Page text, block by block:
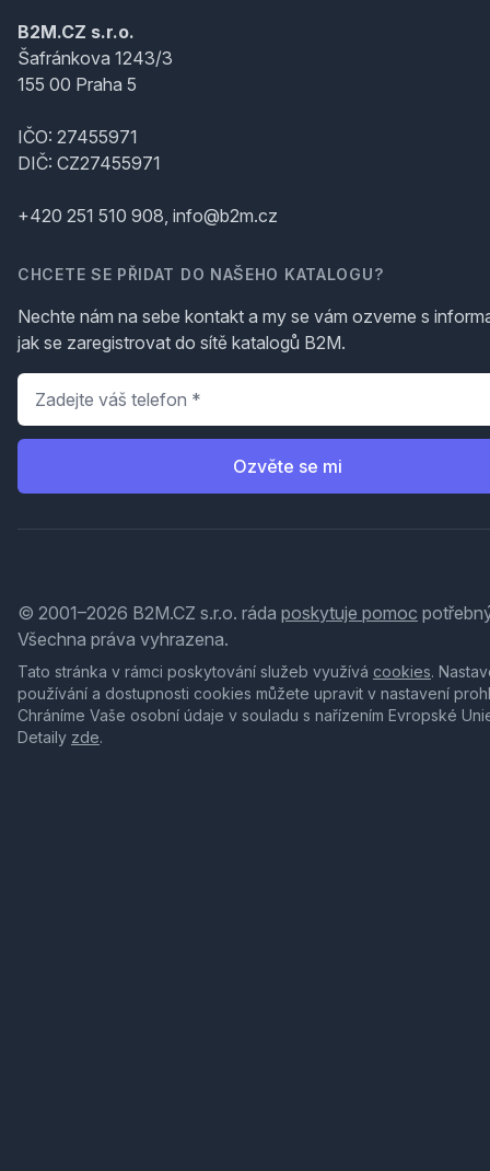
B2M.CZ s.r.o.
Šafránkova 1243/3
155 00 Praha 5
IČO: 27455971
DIČ: CZ27455971
+420 251 510 908, info@b2m.cz
CHCETE SE PŘIDAT DO NAŠEHO KATALOGU?
Nechte nám na sebe kontakt a my se vám ozveme s
jak se zaregistrovat do sítě katalogů B2M.
Telefon
Ozvěte se mi
© 2001–2026 B2M.CZ s.r.o. ráda poskytuje pomoc
Všechna práva vyhrazena.
Tato stránka v rámci poskytování služeb využívá cookies.
používání a dostupnosti cookies můžete upravit v nastavení
Chráníme Vaše osobní údaje v souladu s nařízením Evropské
Detaily zde.